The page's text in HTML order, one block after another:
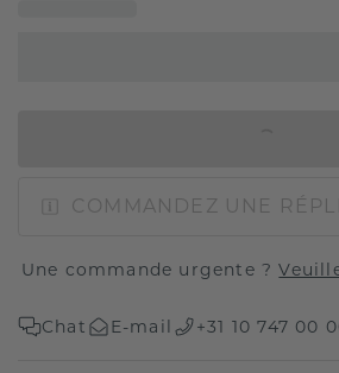
COMMANDEZ UNE
Une commande urgente ?
Chat E-mail +31 10 747 00